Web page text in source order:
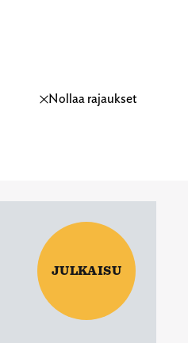
Nollaa rajaukset
JULKAISU